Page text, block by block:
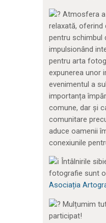
Atmosfera
relaxată, oferind
pentru schimbul
impulsionând
pentru arta
expunerea unor
evenimentul a
importanța
comune, dar și
comunitare
aduce oamenii
conexiunile
Întâlnirile
fotografie sunt
Asociația
Mulțumim
participat!